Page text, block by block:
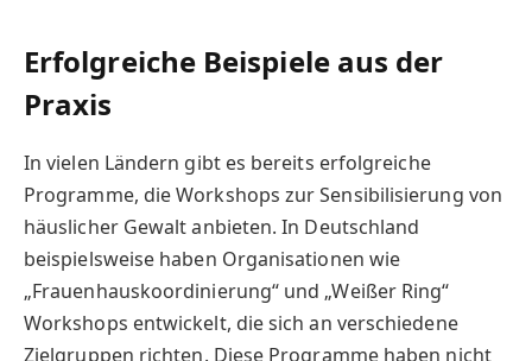
Erfolgreiche Beispiele aus der
Praxis
In vielen Ländern gibt es bereits erfolgreiche
Programme, die Workshops zur Sensibilisierung von
häuslicher Gewalt anbieten. In Deutschland
beispielsweise haben Organisationen wie
„Frauenhauskoordinierung“ und „Weißer Ring“
Workshops entwickelt, die sich an verschiedene
Zielgruppen richten. Diese Programme haben nicht